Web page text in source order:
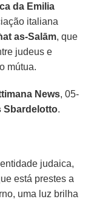
da Emilia
italiana
as-Salām, que
judeus e
mútua.
News, 05-
Sbardelotto.
judaica,
está prestes a
uma luz brilha